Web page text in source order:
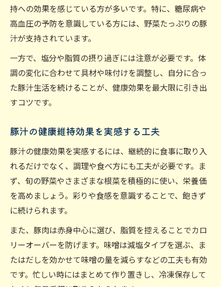
持への効果を感じている方が多いです。特に、糖尿病や
高血圧の予防を意識している方には、野菜たっぷりの豚
汁が支持されています。
一方で、塩分や脂質の摂り過ぎには注意が必要です。体
調の変化に合わせて具材や味付けを調整し、自分に合っ
た豚汁生活を続けることが、健康効果を最大限に引き出
すコツです。
豚汁の健康維持効果を実感する工夫
豚汁の健康効果を実感するには、継続的に食事に取り入
れるだけでなく、調理や食べ方にも工夫が必要です。ま
ず、旬の野菜やさまざまな根菜を積極的に使い、栄養価
を高めましょう。彩りや食感を意識することで、飽きず
に続けられます。
また、豚肉は赤身中心に選び、脂質を控えることでカロ
リーオーバーを防げます。味噌は減塩タイプを選ぶ、ま
たはだしを効かせて味噌の量を減らすなどの工夫も有効
です。忙しい時にはまとめて作り置きし、冷凍保存して